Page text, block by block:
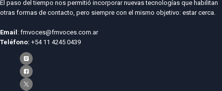
El paso del tiempo nos permitió incorporar nuevas tecnologías que habilitan
otras formas de contacto, pero siempre con el mismo objetivo: estar cerca.
Email : fmvoces@fmvoces.com.ar
Teléfono: +54 11 4245 0439